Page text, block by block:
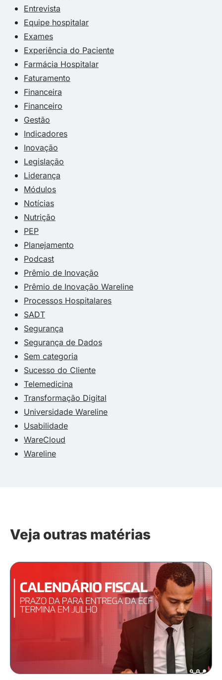
Entrevista
Equipe hospitalar
Exames
Experiência do Paciente
Farmácia Hospitalar
Faturamento
Financeira
Financeiro
Gestão
Indicadores
Inovação
Legislação
Liderança
Módulos
Notícias
Nutrição
PEP
Planejamento
Podcast
Prêmio de Inovação
Prêmio de Inovação Wareline
Processos Hospitalares
SADT
Segurança
Segurança de Dados
Sem categoria
Sucesso do Cliente
Telemedicina
Transformação Digital
Universidade Wareline
Usabilidade
WareCloud
Wareline
Veja outras matérias